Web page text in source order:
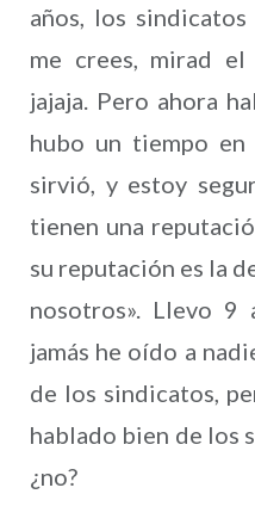
años, los
me crees, mirad
jajaja. Pero ahora
hubo un tiempo
sirvió, y estoy
tienen una
su reputación es la
nosotros». Llevo
jamás he oído a
de los sindicatos,
hablado bien de los
¿no?